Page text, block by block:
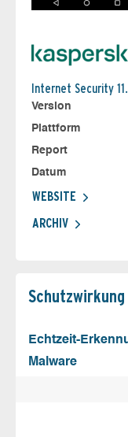
Internet Security
Version
Plattform
Report
Datum
WEBSITE
ARCHIV
Schutz­wirkung
Echtzeit-
Malware